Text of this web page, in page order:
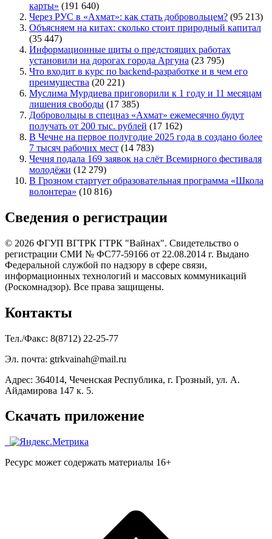
карты» (191 640)
Через РУС в «Ахмат»: как стать добровольцем? (95 213)
Объясняем на китах: сколько стоит природный капитал
(35 447)
Информационные щиты о предстоящих работах
установили на дорогах города Аргуна (23 795)
Что входит в курс по backend-разработке и в чем его
преимущества (20 221)
Муслима Мурдиева приговорили к 1 году и 11 месяцам
лишения свободы (17 385)
Добровольцы в спецназ «Ахмат» ежемесячно будут
получать от 200 тыс. рублей (17 162)
В Чечне на первое полугодие 2025 года в создано более
7 тысяч рабочих мест (14 783)
Чечня подала 169 заявок на слёт Всемирного фестиваля
молодёжи (12 279)
В Грозном стартует образовательная программа «Школа
волонтера» (10 816)
Сведения о регистрации
© 2026 ФГУП ВГТРК ГТРК "Вайнах". Свидетельство о
регистрации СМИ № ФС77-59166 от 22.08.2014 г. Выдано
Федеральной службой по надзору в сфере связи,
информационных технологий и массовых коммуникаций
(Роскомнадзор). Все права защищены.
Контакты
Тел./Факс: 8(8712) 22-25-77
Эл. почта: gtrkvainah@mail.ru
Адрес: 364014, Чеченская Республика, г. Грозный, ул. А.
Айдамирова 147 к. 5.
Скачать приложение
Ресурс может содержать материалы 16+